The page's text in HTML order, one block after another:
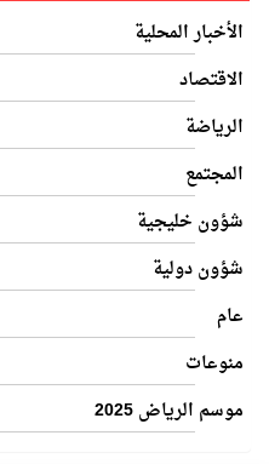
الأخبار المحلية
الاقتصاد
الرياضة
المجتمع
شؤون خليجية
شؤون دولية
عام
منوعات
موسم الرياض 2025